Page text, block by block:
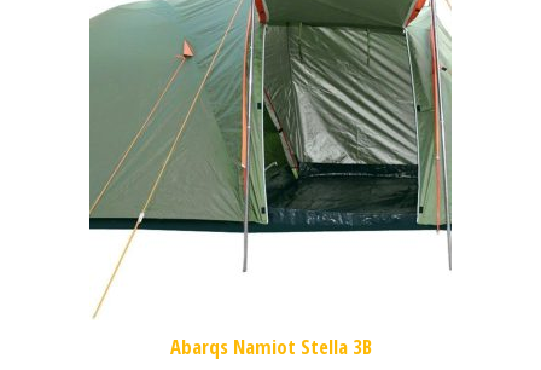
Abarqs Namiot Stella 3B